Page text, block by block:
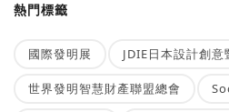
熱門標籤
國際發明展 JDIE日本設計創意
世界發明智慧財產聯盟總會